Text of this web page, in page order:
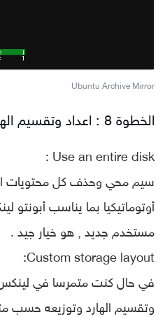
Ubuntu Archive Mirror
الخطوة 8 : اعداد وتقسيم الهارد
Use an entire disk :
سيم محي وحذف كل محتويات
أوتوماتيكيا بما يناسب أبونتو
مستخدم جديد , هو خيار جيد .
Custom storage layout:
في حال كنت متمرسا في لينكس
وتقسيم الهارد وتوزيعه حسب